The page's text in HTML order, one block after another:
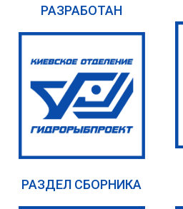
РАЗРАБОТАН
РАЗДЕЛ СБОРНИКА